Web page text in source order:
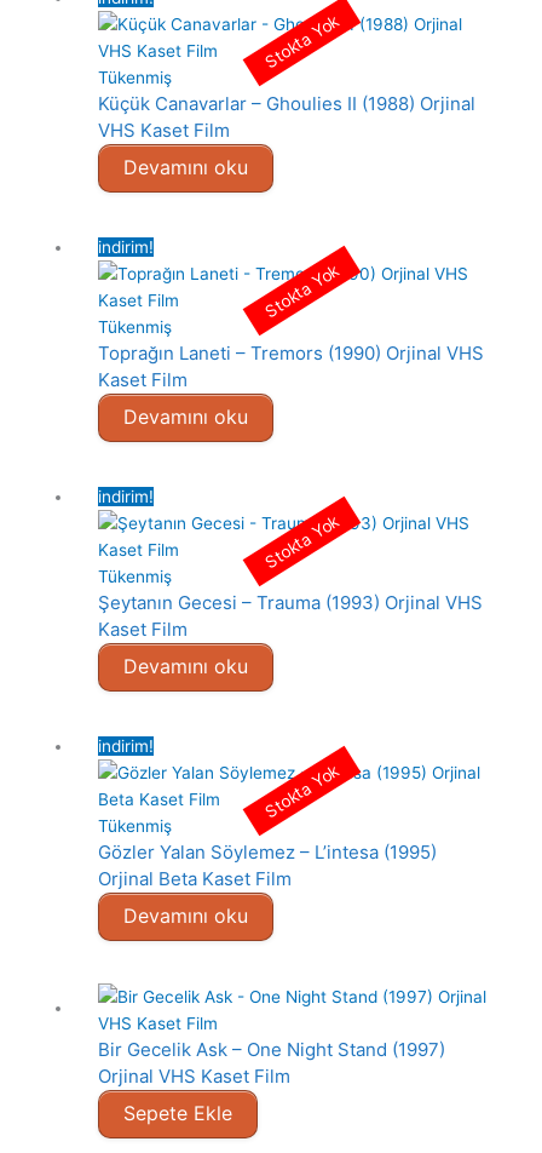
Tükenmiş
Küçük Canavarlar – Ghoulies II (1988) Orjinal
VHS Kaset Film
Devamını oku
Stokta Yok
indirim!
Tükenmiş
Toprağın Laneti – Tremors (1990) Orjinal VHS
Kaset Film
Devamını oku
Stokta Yok
indirim!
Tükenmiş
Şeytanın Gecesi – Trauma (1993) Orjinal VHS
Kaset Film
Devamını oku
Stokta Yok
indirim!
Tükenmiş
Gözler Yalan Söylemez – L’intesa (1995)
Orjinal Beta Kaset Film
Devamını oku
Stokta Yok
Bir Gecelik Ask – One Night Stand (1997)
Orjinal VHS Kaset Film
Sepete Ekle